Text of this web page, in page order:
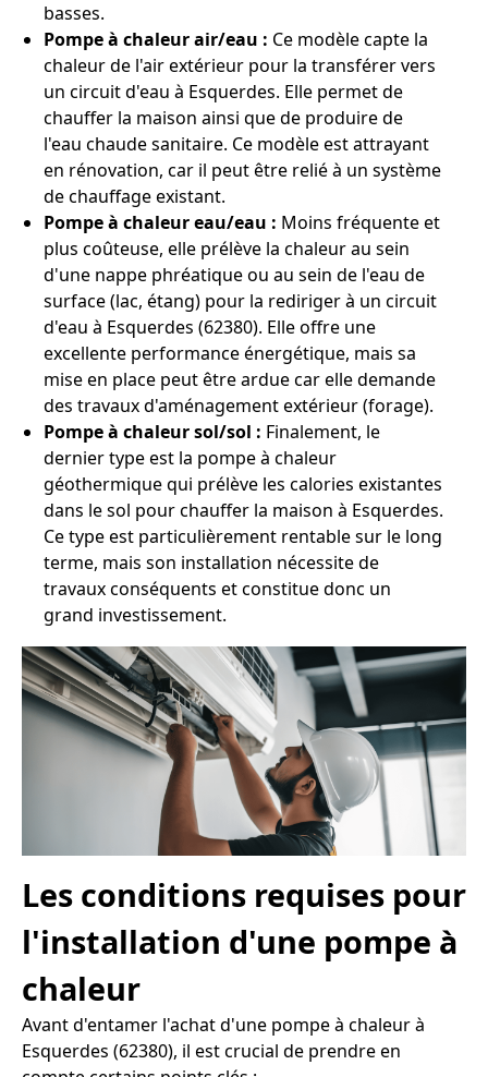
basses.
Pompe à chaleur air/eau : Ce modèle capte la
chaleur de l'air extérieur pour la transférer vers
un circuit d'eau à Esquerdes. Elle permet de
chauffer la maison ainsi que de produire de
l'eau chaude sanitaire. Ce modèle est attrayant
en rénovation, car il peut être relié à un système
de chauffage existant.
Pompe à chaleur eau/eau : Moins fréquente et
plus coûteuse, elle prélève la chaleur au sein
d'une nappe phréatique ou au sein de l'eau de
surface (lac, étang) pour la rediriger à un circuit
d'eau à Esquerdes (62380). Elle offre une
excellente performance énergétique, mais sa
mise en place peut être ardue car elle demande
des travaux d'aménagement extérieur (forage).
Pompe à chaleur sol/sol : Finalement, le
dernier type est la pompe à chaleur
géothermique qui prélève les calories existantes
dans le sol pour chauffer la maison à Esquerdes.
Ce type est particulièrement rentable sur le long
terme, mais son installation nécessite de
travaux conséquents et constitue donc un
grand investissement.
Les conditions requises pour
l'installation d'une pompe à
chaleur
Avant d'entamer l'achat d'une pompe à chaleur à
Esquerdes (62380), il est crucial de prendre en